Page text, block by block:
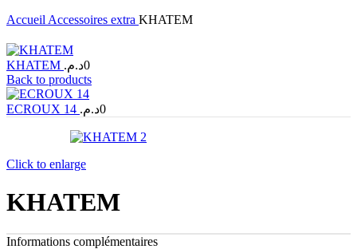
Accueil Accessoires extra KHATEM
KHATEM 0د.م.
Back to products
ECROUX 14 0د.م.
Click to enlarge
KHATEM
Informations complémentaires